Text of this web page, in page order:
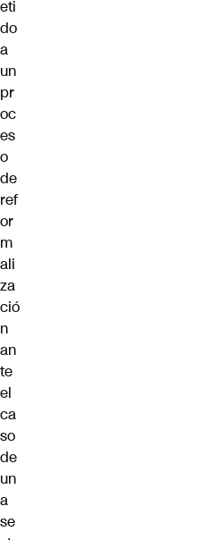
eti
do
a
un
pr
oc
es
o
de
ref
or
m
ali
za
ció
n
an
te
el
ca
so
de
un
a
se